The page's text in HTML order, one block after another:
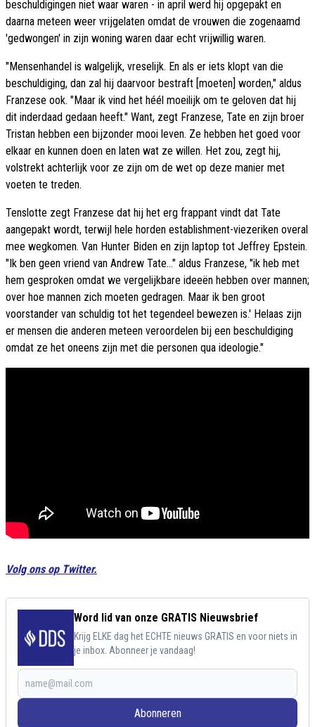
beschuldigingen niet waar waren - in april werd hij opgepakt en
daarna meteen weer vrijgelaten omdat de vrouwen die zogenaamd
'gedwongen' in zijn woning waren daar echt vrijwillig waren.
"Mensenhandel is walgelijk, vreselijk. En als er iets klopt van die
beschuldiging, dan zal hij daarvoor bestraft [moeten] worden," aldus
Franzese ook. "Maar ik vind het héél moeilijk om te geloven dat hij
dit inderdaad gedaan heeft." Want, zegt Franzese, Tate en zijn broer
Tristan hebben een bijzonder mooi leven. Ze hebben het goed voor
elkaar en kunnen doen en laten wat ze willen. Het zou, zegt hij,
volstrekt achterlijk voor ze zijn om de wet op deze manier met
voeten te treden.
Tenslotte zegt Franzese dat hij het erg frappant vindt dat Tate
aangepakt wordt, terwijl hele horden establishment-viezeriken overal
mee wegkomen. Van Hunter Biden en zijn laptop tot Jeffrey Epstein.
"Ik ben geen vriend van Andrew Tate..." aldus Franzese, "ik heb met
hem gesproken omdat we vergelijkbare ideeën hebben over mannen;
over hoe mannen zich moeten gedragen. Maar ik ben groot
voorstander van schuldig tot het tegendeel bewezen is.' Helaas zijn
er mensen die anderen meteen veroordelen bij een beschuldiging
omdat ze het oneens zijn met die personen qua ideologie."
Volg ons op Twitter.
Word lid van onze GRATIS Nieuwsbrief
Krijg ELKE dag het ECHTE nieuws GRATIS en voor niets in
je inbox. Abonneer je vandaag!
Abonneren